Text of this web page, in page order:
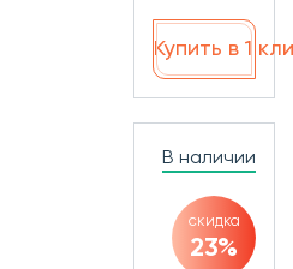
Купить в 1
В наличии
скидка
23%